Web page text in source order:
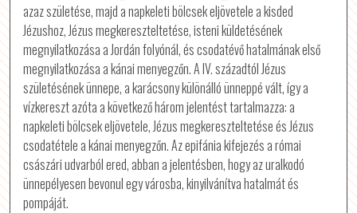
azaz születése, majd a napkeleti bölcsek eljövetele a kisded
Jézushoz, Jézus megkereszteltetése, isteni küldetésének
megnyilatkozása a Jordán folyónál, és csodatévő hatalmának első
megnyilatkozása a kánai menyegzőn. A IV. századtól Jézus
születésének ünnepe, a karácsony különálló ünneppé vált, így a
vízkereszt azóta a következő három jelentést tartalmazza: a
napkeleti bölcsek eljövetele, Jézus megkereszteltetése és Jézus
csodatétele a kánai menyegzőn. Az epifánia kifejezés a római
császári udvarból ered, abban a jelentésben, hogy az uralkodó
ünnepélyesen bevonul egy városba, kinyilvánítva hatalmát és
pompáját.